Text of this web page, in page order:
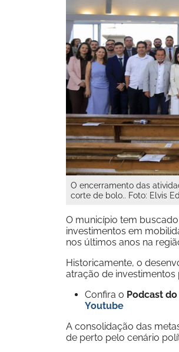
O encerramento das
corte de bolo.. Foto: Elvis
O município tem
investimentos em
nos últimos anos na
Historicamente, o
atração de
Confira o Podcast
Youtube
A consolidação das
de perto pelo cenário